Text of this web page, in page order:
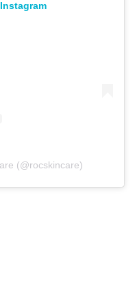
(@rocskincare)